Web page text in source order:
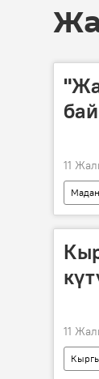
11
айтыш
11